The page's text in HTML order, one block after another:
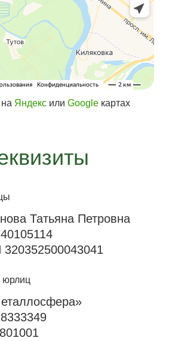
Яндекс или Google картах
Татьяна Петровна
юрлиц